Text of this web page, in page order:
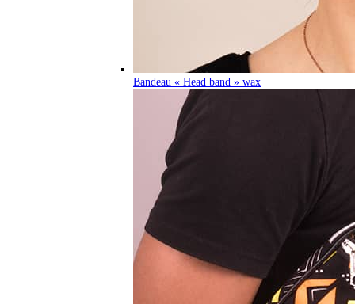
Bandeau « Head band » wax